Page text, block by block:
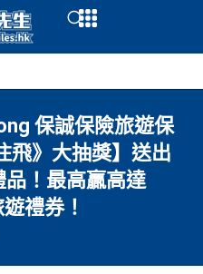
Open
保誠保險旅遊保
飛》大抽獎】送出
！最高贏高達
禮券！